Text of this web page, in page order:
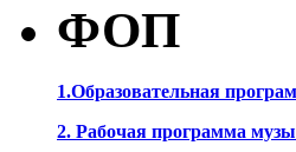
ФОП
1.Образовательная
2. Рабочая программа